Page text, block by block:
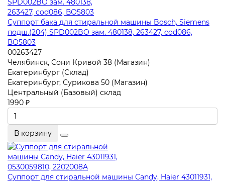
Суппорт бака для стиральной машины Bosch, Siemens
подш.(204) SPD002BO зам. 480138, 263427, cod086,
ВО5803
00263427
Челябинск, Сони Кривой 38 (Магазин)
Екатеринбург (Склад)
Екатеринбург, Сурикова 50 (Магазин)
Центральный (Базовый) склад
1990 ₽
В корзину
Суппорт для стиральной машины Candy, Haier 43011931,